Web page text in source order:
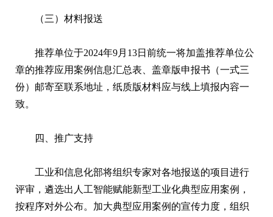
（三）材料报送
推荐单位于2024年9月13日前统一将加盖推荐单位公
章的推荐应用案例信息汇总表、盖章版申报书（一式三
份）邮寄至联系地址，纸质版材料应与线上填报内容一
致。
四、推广支持
工业和信息化部将组织专家对各地报送的项目进行
评审，遴选出人工智能赋能新型工业化典型应用案例，
按程序对外公布。加大典型应用案例的宣传力度，组织